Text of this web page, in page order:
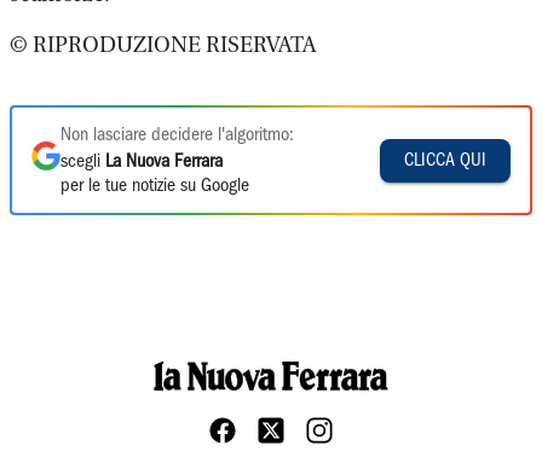
© RIPRODUZIONE RISERVATA
Non lasciare decidere l'algoritmo:
scegli La Nuova Ferrara
per le tue notizie su Google
CLICCA QUI